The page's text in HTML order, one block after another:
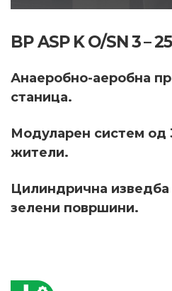
BP ASP K O/SN 3 – 25
Анаеробно-аеробна
станица.
Модуларен систем од
жители.
Цилиндрична
зелени површини.